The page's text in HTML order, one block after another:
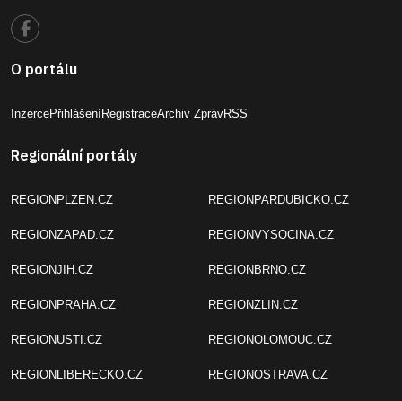
O portálu
InzercePřihlášeníRegistraceArchiv ZprávRSS
Regionální portály
REGIONPLZEN.CZ
REGIONZAPAD.CZ
REGIONJIH.CZ
REGIONPRAHA.CZ
REGIONUSTI.CZ
REGIONLIBERECKO.CZ
REGIONPARDUBICKO.CZ
REGIONVYSOCINA.CZ
REGIONBRNO.CZ
REGIONZLIN.CZ
REGIONOLOMOUC.CZ
REGIONOSTRAVA.CZ